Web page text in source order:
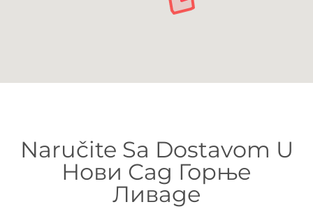
Naručite Sa Dostavom U
Нови Сад Горње
Ливаде